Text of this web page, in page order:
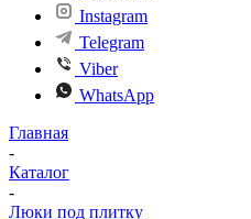
Instagram
Telegram
Viber
WhatsApp
Главная
-
Каталог
-
Люки под плитку